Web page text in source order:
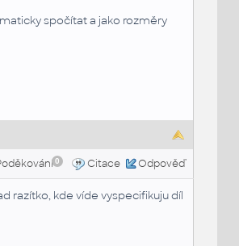
spočítat a jako rozměry
0 Citace Odpověď
razítko, kde víde vyspecifikuju díl